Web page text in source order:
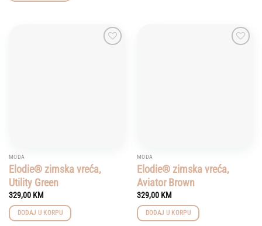
MODA
Elodie® zimska vreća,
Utility Green
329,00 KM
DODAJ U KORPU
MODA
Elodie® zimska vreća,
Aviator Brown
329,00 KM
DODAJ U KORPU